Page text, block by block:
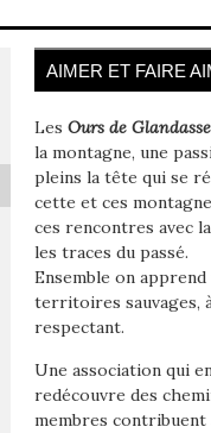
AIMER ET FAIRE
LesOurs de Glandasse
la montagne, une
pleins la tête qui se
cette et ces
ces rencontres avec
les traces du passé.
Ensemble on
territoires sauvages,
respectant.
Une association qui
redécouvre des
membres contribuent